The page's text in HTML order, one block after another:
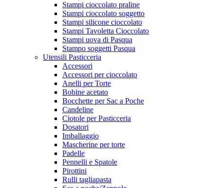
Stampi cioccolato praline
Stampi cioccolato soggetto
Stampi silicone cioccolato
Stampi Tavoletta Cioccolato
Stampi uova di Pasqua
Stampo soggetti Pasqua
Utensili Pasticceria
Accessori
Accessori per cioccolato
Anelli per Torte
Bobine acetato
Bocchette per Sac a Poche
Candeline
Ciotole per Pasticceria
Dosatori
Imballaggio
Mascherine per torte
Padelle
Pennelli e Spatole
Pirottini
Rulli tagliapasta